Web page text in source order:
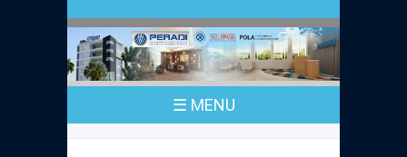
☰ MENU
Sejarah
Pusat Bantuan Hukum
Peraturan
PKPA
UPA